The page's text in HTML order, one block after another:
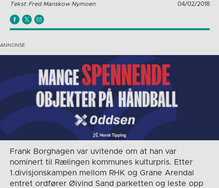
Tekst: Fred Manskow Nymoen 04/02/2018
Frank Borghagen var uvitende om at han var
nominert til Rælingen kommunes kulturpris. Etter
1.divisjonskampen mellom RHK og Grane Arendal
entret ordfører Øivind Sand parketten og leste opp